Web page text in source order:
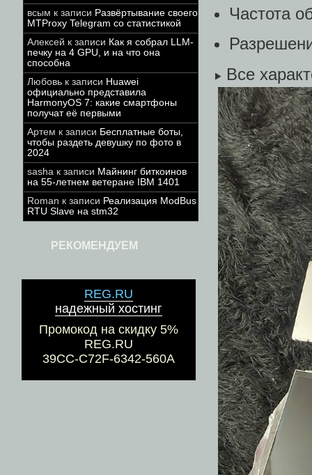
всым к записи Развёртывание своего
MTProxy Telegram со статистикой
Алексей к записи Как я собрал LLM-
печку на 4 GPU, и на что она
способна
Любовь к записи Huawei
официально представила
HarmonyOS 7: какие смартфоны
получат её первыми
Артем к записи Бесплатные боты,
чтобы раздеть девушку по фото в
2024
sasha к записи Майнинг биткоинов
на 55-летнем ветеране IBM 1401
Roman к записи Реализация ModBus
RTU Slave на stm32
РЕКОМЕНДУЕМ
REG.RU
надежный хостинг
Промокод на скидку 5%
REG.RU
39CC-C72F-6342-560A
Частота
Все